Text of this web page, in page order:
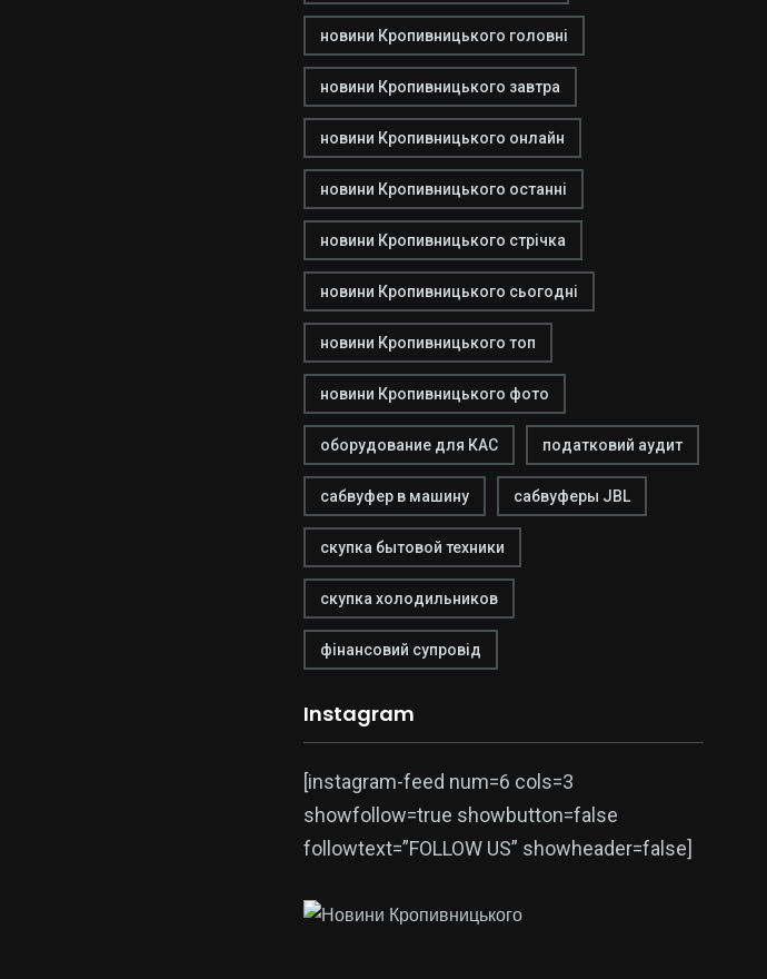
новини Кропивницького головні
новини Кропивницького завтра
новини Кропивницького онлайн
новини Кропивницького останні
новини Кропивницького стрічка
новини Кропивницького сьогодні
новини Кропивницького топ
новини Кропивницького фото
оборудование для КАС податковий аудит
сабвуфер в машину сабвуферы JBL
скупка бытовой техники
скупка холодильников
фінансовий супровід
Instagram
[instagram-feed num=6 cols=3
showfollow=true showbutton=false
followtext=”FOLLOW US” showheader=false]